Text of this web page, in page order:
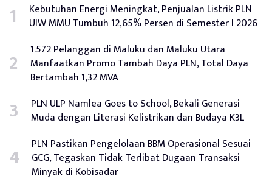
Kebutuhan Energi Meningkat, Penjualan Listrik PLN
UIW MMU Tumbuh 12,65% Persen di Semester I 2026
1.572 Pelanggan di Maluku dan Maluku Utara
Manfaatkan Promo Tambah Daya PLN, Total Daya
Bertambah 1,32 MVA
PLN ULP Namlea Goes to School, Bekali Generasi
Muda dengan Literasi Kelistrikan dan Budaya K3L
PLN Pastikan Pengelolaan BBM Operasional Sesuai
GCG, Tegaskan Tidak Terlibat Dugaan Transaksi
Minyak di Kobisadar